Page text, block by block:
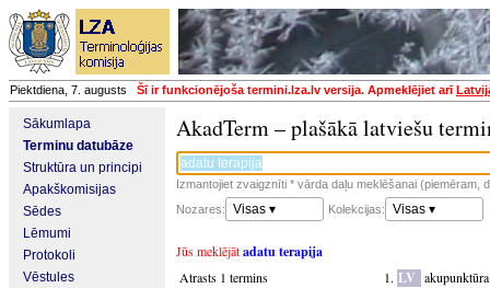
Piektdiena, 7. augusts Šī ir funkcionējoša termini.lza.lv versija. Apmeklējiet arī
Sākumlapa
Terminu datubāze
Struktūra un principi
Apakškomisijas
Sēdes
Lēmumi
Protokoli
Vēstules
AkadTerm – plašākā latviešu
Izmantojiet zvaigznīti * vārda daļu meklēšanai (piemēram,
Nozares:
Visas ▾ Kolekcijas: Visas ▾
Jūs meklējātadatu terapija
Atrasts 1 termins
LV akupunktūra